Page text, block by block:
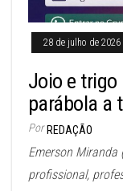
28 de julho de 2026
Joio e trigo
parábola a
Por REDAÇÃO
Emerson Miranda
profissional,